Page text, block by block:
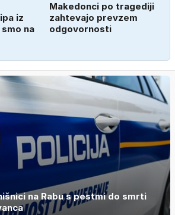
iz
na
Makedonci po tragediji
zahtevajo prevzem
odgovornosti
na Rabu s pestmi do smrti